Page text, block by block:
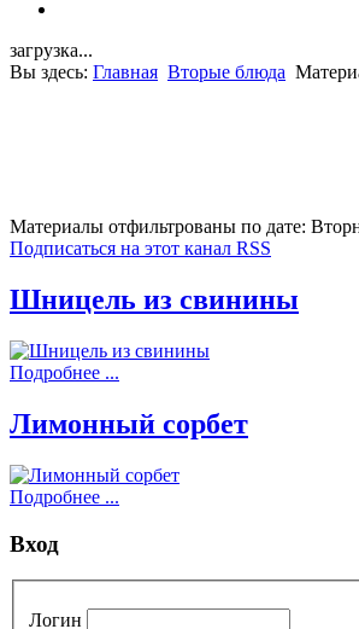
загрузка...
Вы здесь: Главная Вторые блюда
Материалы отфильтрованы по дате:
Подписаться на этот канал RSS
Шницель из свинины
Подробнее ...
Лимонный сорбет
Подробнее ...
Вход
Логин